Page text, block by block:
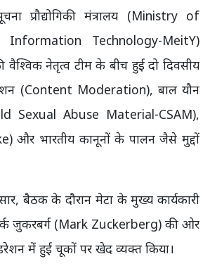
प्रौद्योगिकी मंत्रालय (Ministry of
Information Technology-MeitY)
नेतृत्व टीम के बीच हुई दो दिवसीय
(Content Moderation), बाल यौन
Sexual Abuse Material-CSAM),
और भारतीय कानूनों के पालन जैसे मुद्दों
बैठक के दौरान मेटा के मुख्य कार्यकारी
जुकरबर्ग (Mark Zuckerberg) की ओर
में हुई चूकों पर खेद व्यक्त किया।